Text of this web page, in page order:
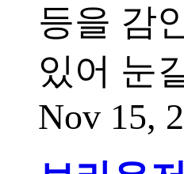
등을 감
있어 눈
Nov 15,